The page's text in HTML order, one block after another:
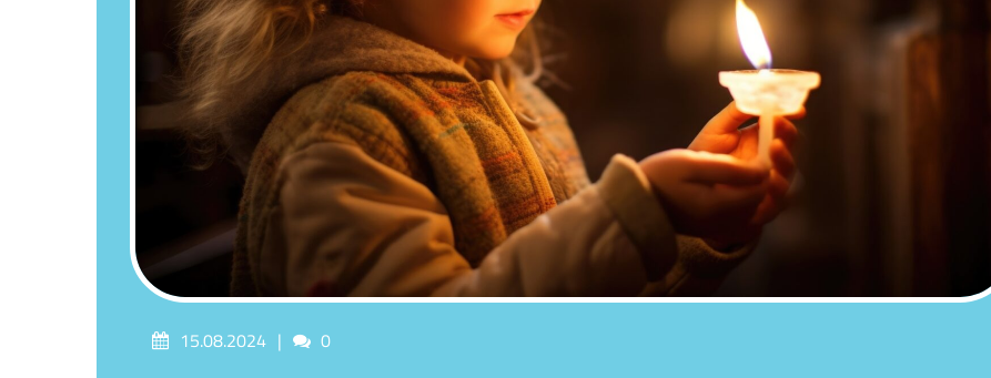
Posted15.08.2024 Comments
0